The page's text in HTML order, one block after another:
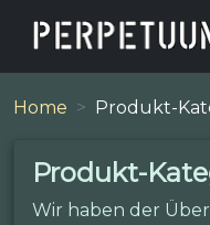
Home Produkt-
Produkt-
Wir haben der